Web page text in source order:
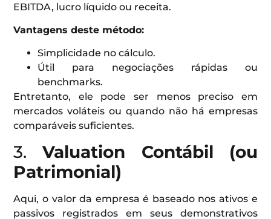
EBITDA, lucro líquido ou receita.
Vantagens deste método:
Simplicidade no cálculo.
Útil para negociações rápidas ou
benchmarks.
Entretanto, ele pode ser menos preciso em
mercados voláteis ou quando não há empresas
comparáveis suficientes.
3.Valuation Contábil (ou
Patrimonial)
Aqui, o valor da empresa é baseado nos ativos e
passivos registrados em seus demonstrativos